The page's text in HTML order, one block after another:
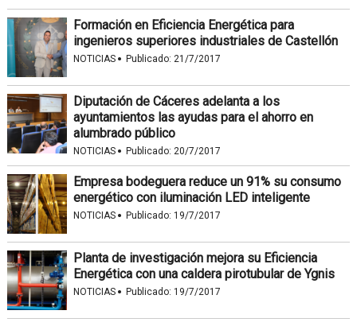
Formación en Eficiencia Energética para
ingenieros superiores industriales de Castellón
NOTICIAS · Publicado: 21/7/2017
Diputación de Cáceres adelanta a los
ayuntamientos las ayudas para el ahorro en
alumbrado público
NOTICIAS · Publicado: 20/7/2017
Empresa bodeguera reduce un 91% su consumo
energético con iluminación LED inteligente
NOTICIAS · Publicado: 19/7/2017
Planta de investigación mejora su Eficiencia
Energética con una caldera pirotubular de Ygnis
NOTICIAS · Publicado: 19/7/2017